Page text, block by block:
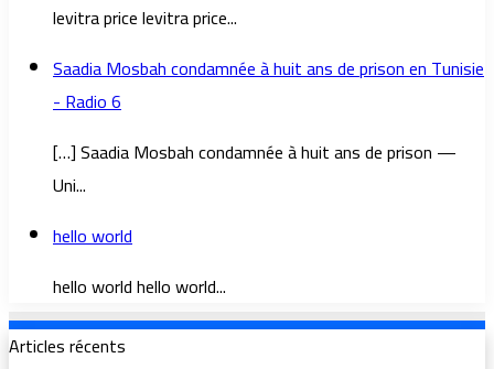
levitra price levitra price...
Saadia Mosbah condamnée à huit ans de prison en Tunisie
- Radio 6
[…] Saadia Mosbah condamnée à huit ans de prison —
Uni...
hello world
hello world hello world...
Articles récents